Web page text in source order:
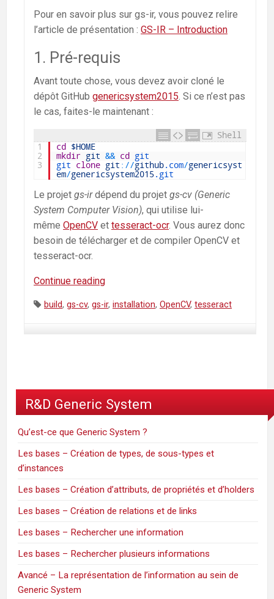
Pour en savoir plus sur gs-ir, vous pouvez relire
l’article de présentation : GS-IR – Introduction
1. Pré-requis
Avant toute chose, vous devez avoir cloné le
dépôt GitHub genericsystem2015. Si ce n’est pas
le cas, faites-le maintenant :
Shell
1
2
3
cd
$HOME
mkdir git && cd
git
git clone git : //github.com/genericsyst
em/genericsystem2015.git
Le projet gs-irdépend du projet gs-cv (Generic
System Computer Vision), qui utilise lui-
même OpenCV et tesseract-ocr. Vous aurez donc
besoin de télécharger et de compiler OpenCV et
tesseract-ocr.
Continue reading
—
Tags:
build, gs-cv, gs-ir, installation, OpenCV, tesseract
R&D Generic System
Qu’est-ce que Generic System ?
Les bases – Création de types, de sous-types et
d’instances
Les bases – Création d’attributs, de propriétés et d’holders
Les bases – Création de relations et de links
Les bases – Rechercher une information
Les bases – Rechercher plusieurs informations
Avancé – La représentation de l’information au sein de
Generic System